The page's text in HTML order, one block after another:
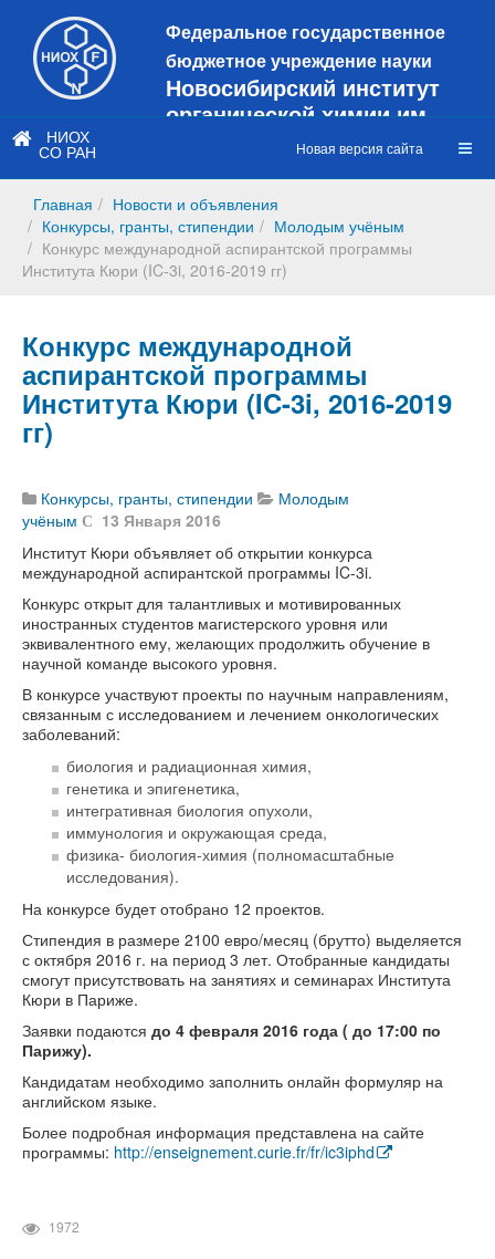
Федеральное государственное
бюджетное учреждение науки
Новосибирский институт
органической химии им.
Н.Н. Ворожцова
сайт
https://web3.nioch.nsc.ru/nioch/
НИОХ
СО РАН Новая версия сайта
Главная
Новости и объявления
Конкурсы, гранты, стипендии
Молодым учёным
Конкурс международной аспирантской программы
Института Кюри (IC-3i, 2016-2019 гг)
Конкурс международной
аспирантской программы
Института Кюри (IC-3i, 2016-2019
гг)
Конкурсы, гранты, стипендии
Молодым
учёным
13 Января 2016
Институт Кюри объявляет об открытии конкурса
международной аспирантской программы IC-3i.
Конкурс открыт для талантливых и мотивированных
иностранных студентов магистерского уровня или
эквивалентного ему, желающих продолжить обучение в
научной команде высокого уровня.
В конкурсе участвуют проекты по научным направлениям,
связанным с исследованием и лечением онкологических
заболеваний:
биология и радиационная химия,
генетика и эпигенетика,
интегративная биология опухоли,
иммунология и окружающая среда,
физика- биология-химия (полномасштабные
исследования).
На конкурсе будет отобрано 12 проектов.
Стипендия в размере 2100 евро/месяц (брутто) выделяется
с октября 2016 г. на период 3 лет. Отобранные кандидаты
смогут присутствовать на занятиях и семинарах Института
Кюри в Париже.
Заявки подаются до 4 февраля 2016 года ( до 17:00 по
Парижу).
Кандидатам необходимо заполнить онлайн формуляр на
английском языке.
Более подробная информация представлена на сайте
программы: http://enseignement.curie.fr/fr/ic3iphd
1972